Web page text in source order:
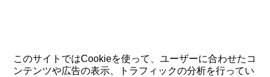
このサイトではCookieを使って、ユーザーに合わせたコ
ンテンツや広告の表示、トラフィックの分析を行ってい